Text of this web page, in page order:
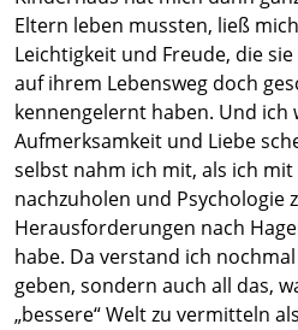
Eltern leben mussten, ließ
Leichtigkeit und Freude, die
auf ihrem Lebensweg doch
kennengelernt haben. Und
Aufmerksamkeit und Liebe
selbst nahm ich mit, als ich
nachzuholen und Psychologie
Herausforderungen nach
habe. Da verstand ich
geben, sondern auch all das,
„bessere“ Welt zu vermitteln